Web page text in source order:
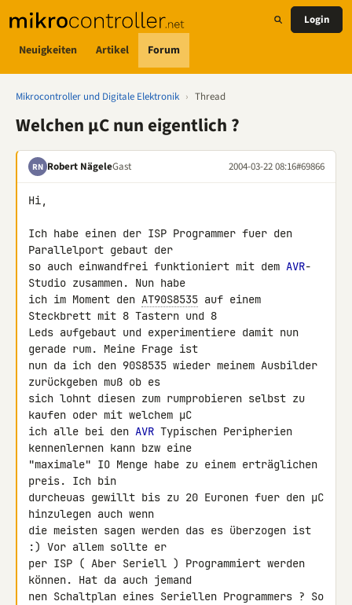
Neuigkeiten Artikel Forum
Login
Mikrocontroller und Digitale Elektronik › Thread
Welchen µC nun eigentlich ?
RN Robert NägeleGast 2004-03-22 08:16#69866
Hi,
Ich habe einen der ISP Programmer fuer den
Parallelport gebaut der
so auch einwandfrei funktioniert mit dem AVR-
Studio zusammen. Nun habe
ich im Moment den AT90S8535 auf einem
Steckbrett mit 8 Tastern und 8
Leds aufgebaut und experimentiere damit nun
gerade rum. Meine Frage ist
nun da ich den 90S8535 wieder meinem Ausbilder
zurückgeben muß ob es
sich lohnt diesen zum rumprobieren selbst zu
kaufen oder mit welchem µC
ich alle bei den AVR Typischen Peripherien
kennenlernen kann bzw eine
"maximale" IO Menge habe zu einem erträglichen
preis. Ich bin
durcheuas gewillt bis zu 20 Euronen fuer den µC
hinzulegen auch wenn
die meisten sagen werden das es überzogen ist
:) Vor allem sollte er
per ISP ( Aber Seriell ) Programmiert werden
können. Hat da auch jemand
nen Schaltplan eines Seriellen Programmers ? So